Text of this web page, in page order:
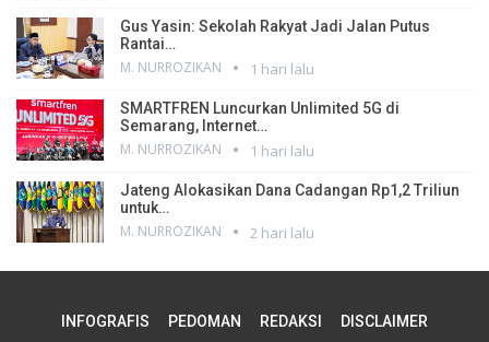
Gus Yasin: Sekolah Rakyat Jadi Jalan Putus
Rantai…
M. NURROZIKAN 1 hari lalu
SMARTFREN Luncurkan Unlimited 5G di
Semarang, Internet…
M. NURROZIKAN 1 hari lalu
Jateng Alokasikan Dana Cadangan Rp1,2 Triliun
untuk…
M. NURROZIKAN 2 hari lalu
INFOGRAFIS PEDOMAN REDAKSI DISCLAIMER